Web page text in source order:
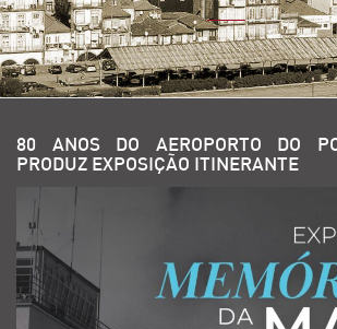
80 ANOS DO AEROPORTO DO
PRODUZ EXPOSIÇÃO ITINERANTE